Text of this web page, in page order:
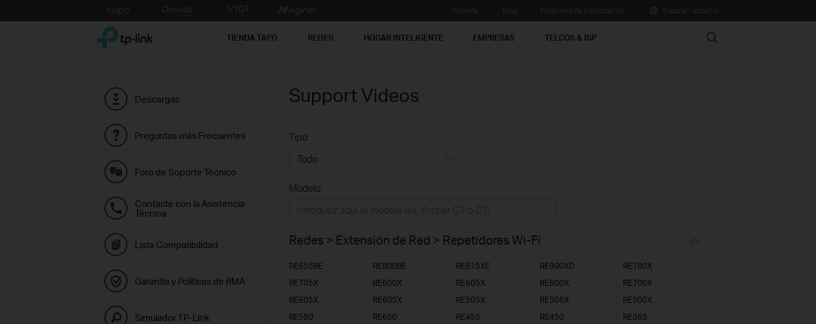
to
TP-Link, Reliably Smart TIENDA TAPO REDES HOGAR INTELIGENTE EMPRESAS TELCOS & ISP Search
Descargas
Preguntas más Frecuentes
Foro de Soporte Técnico
Contacte con la Asistencia
Técnica
Lista Compatibilidad
Garantía y Políticas de RMA
Simulador TP-Link
Support Videos
Tipo:
Empresas
Telcos & ISP
Modelo:
Redes > Extensión de Red > Repetidores Wi-Fi
RE655BE RE800BE RE815XE RE900XD
RE780X
RE705X
RE600X RE605X RE600X
RE700X
RE605X
RE605X RE505X RE505X
RE500X
RE550
RE650 RE455 RE450
RE365